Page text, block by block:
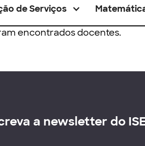
de Serviços
encontrados docentes.
a newsletter do